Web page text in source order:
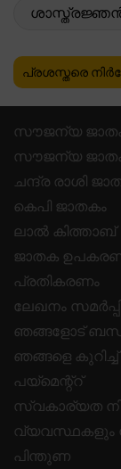
പ്രശസ്തരെ
സൗജന്യ
സൗജന്യ
ചന്ദ്ര രാശി
കെപി ജാതകം
ലാൽ കിത്താബ്
ജാതക
പ്രതികരണം
ലേഖനം
ഞങ്ങളോട്
ഞങ്ങളെ കുറിച്ച്
പയ്മെന്റ്റ്
സ്വകാര്യത
വ്യവസ്ഥകളും
പിന്തുണ